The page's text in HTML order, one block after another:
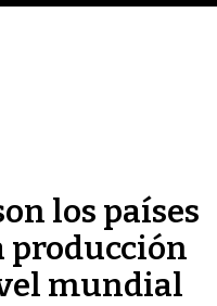
los países
producción
mundial